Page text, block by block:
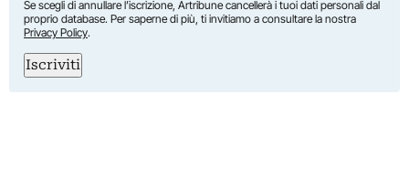
Se scegli di annullare l’iscrizione, Artribune cancellerà i tuoi dati personali dal
proprio database. Per saperne di più, ti invitiamo a consultare la nostra
Privacy Policy.
Iscriviti